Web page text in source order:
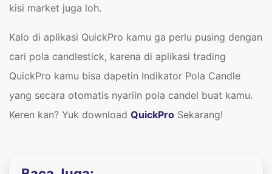
kisi market juga loh.
Kalo di aplikasi QuickPro kamu ga perlu pusing dengan
cari pola candlestick, karena di aplikasi trading
QuickPro kamu bisa dapetin Indikator Pola Candle
yang secara otomatis nyariin pola candel buat kamu.
Keren kan? Yuk download QuickPro Sekarang!